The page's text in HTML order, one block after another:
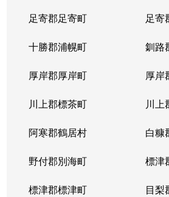
足寄郡足寄町 足寄
十勝郡浦幌町 釧路
厚岸郡厚岸町 厚岸
川上郡標茶町 川上
阿寒郡鶴居村 白糠
野付郡別海町 標津
標津郡標津町 目梨